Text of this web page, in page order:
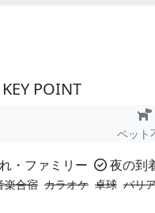
POINT
ペット
・ファミリー 夜の到
楽合宿 カラオケ 卓球 バリ